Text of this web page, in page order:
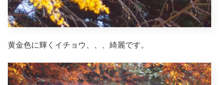
黄金色に輝くイチョウ、、、綺麗です。